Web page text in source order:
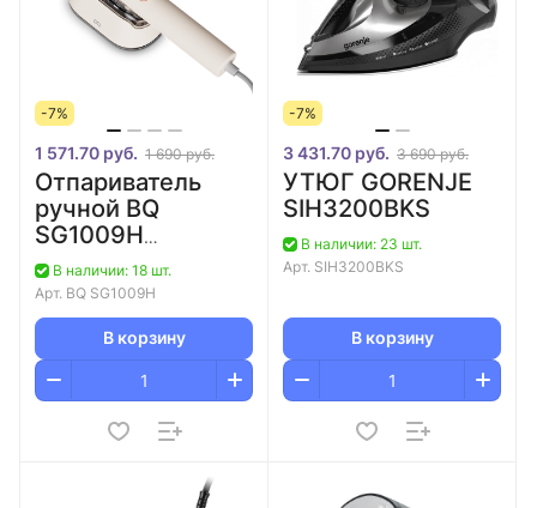
-7%
1 571.70 руб. 1 690 руб.
Отпариватель
ручной BQ
SG1009H
Бежевый
В наличии: 18 шт.
Арт. BQ SG1009H
В корзину
-7%
3 431.70 руб. 3 690 руб.
УТЮГ GORENJE
SIH3200BKS
В наличии: 23 шт.
Арт. SIH3200BKS
В корзину